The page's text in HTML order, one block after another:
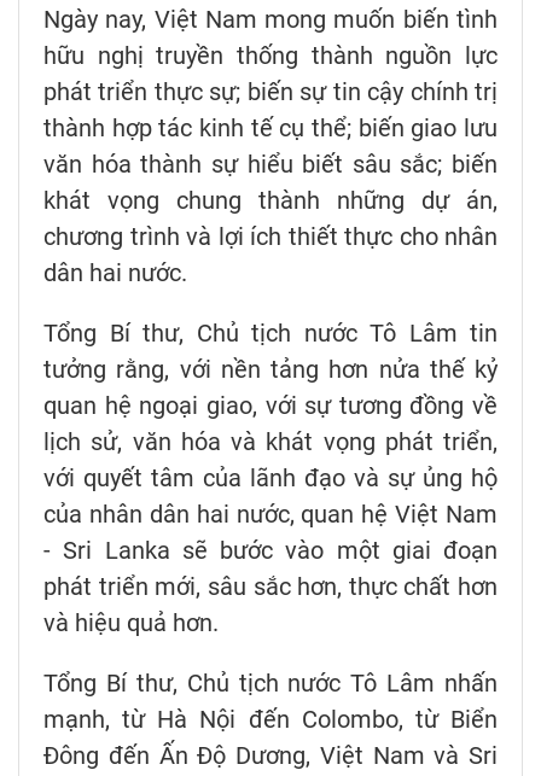
Ngày nay, Việt Nam mong muốn biến tình
hữu nghị truyền thống thành nguồn lực
phát triển thực sự; biến sự tin cậy chính trị
thành hợp tác kinh tế cụ thể; biến giao lưu
văn hóa thành sự hiểu biết sâu sắc; biến
khát vọng chung thành những dự án,
chương trình và lợi ích thiết thực cho nhân
dân hai nước.
Tổng Bí thư, Chủ tịch nước Tô Lâm tin
tưởng rằng, với nền tảng hơn nửa thế kỷ
quan hệ ngoại giao, với sự tương đồng về
lịch sử, văn hóa và khát vọng phát triển,
với quyết tâm của lãnh đạo và sự ủng hộ
của nhân dân hai nước, quan hệ Việt Nam
- Sri Lanka sẽ bước vào một giai đoạn
phát triển mới, sâu sắc hơn, thực chất hơn
và hiệu quả hơn.
Tổng Bí thư, Chủ tịch nước Tô Lâm nhấn
mạnh, từ Hà Nội đến Colombo, từ Biển
Đông đến Ấn Độ Dương, Việt Nam và Sri